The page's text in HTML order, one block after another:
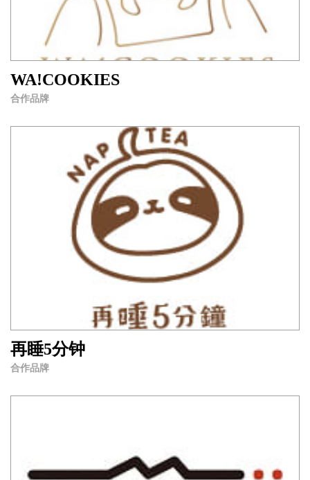
WA!COOKIES
合作品牌
再睡5分钟
合作品牌